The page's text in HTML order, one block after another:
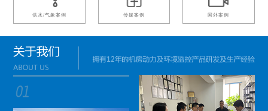
供水/气象案例 传媒案例 国外案例